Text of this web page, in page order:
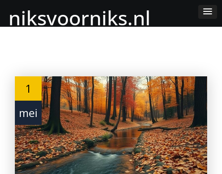
Content
niksvoorniks.nl
1
mei